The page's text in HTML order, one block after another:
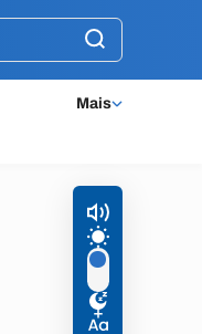
Mais